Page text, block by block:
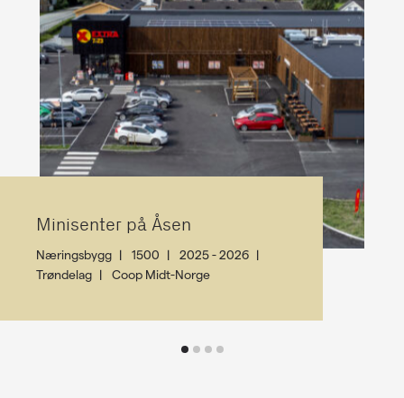
Minisenter på Åsen
Næringsbygg 1500
2025 - 2026
Trøndelag
Coop Midt-Norge